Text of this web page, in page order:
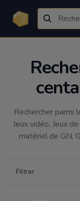
Rechercher parmi
Jeux vidéo, Jeux
matériel de GN,
Filtrer